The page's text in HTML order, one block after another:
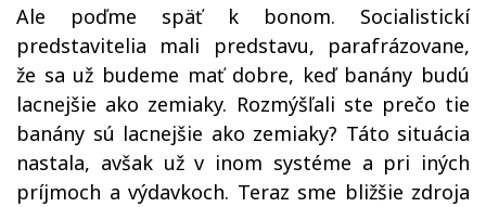
Ale poďme späť k bonom. Socialistickí
predstavitelia mali predstavu, parafrázovane,
že sa už budeme mať dobre, keď banány budú
lacnejšie ako zemiaky. Rozmýšľali ste prečo tie
banány sú lacnejšie ako zemiaky? Táto situácia
nastala, avšak už v inom systéme a pri iných
príjmoch a výdavkoch. Teraz sme bližšie zdroja